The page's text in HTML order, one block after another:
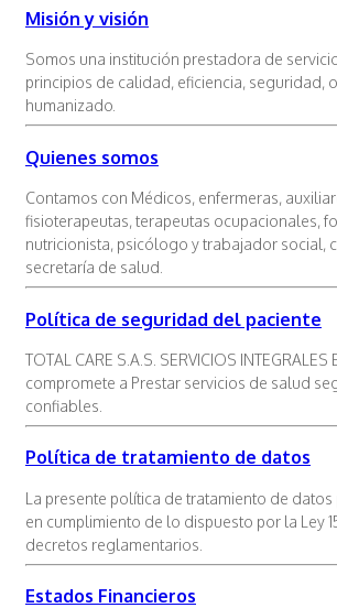
Misión y visión
Somos una institución prestadora de
principios de calidad, eficiencia, seguridad,
humanizado.
Quienes somos
Contamos con Médicos, enfermeras,
fisioterapeutas, terapeutas ocupacionales,
nutricionista, psicólogo y trabajador social,
secretaría de salud.
Política de seguridad del paciente
TOTAL CARE S.A.S. SERVICIOS INTEGRALES
compromete a Prestar servicios de salud
confiables.
Política de tratamiento de datos
La presente política de tratamiento de datos
en cumplimiento de lo dispuesto por la Ley
decretos reglamentarios.
Estados Financieros